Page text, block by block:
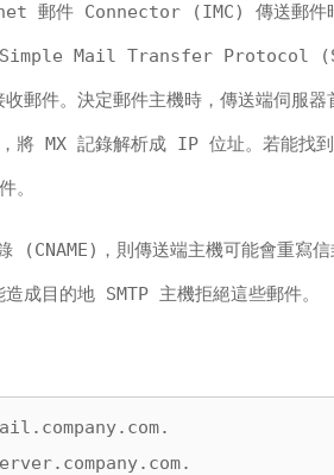
郵件 Connector (IMC) 傳送郵件
Simple Mail Transfer Protocol
郵件。決定郵件主機時，傳送端伺服器
將 MX 記錄解析成 IP 位址。若能找
。
(CNAME)，則傳送端主機可能會重寫
成目的地 SMTP 主機拒絕這些郵件。